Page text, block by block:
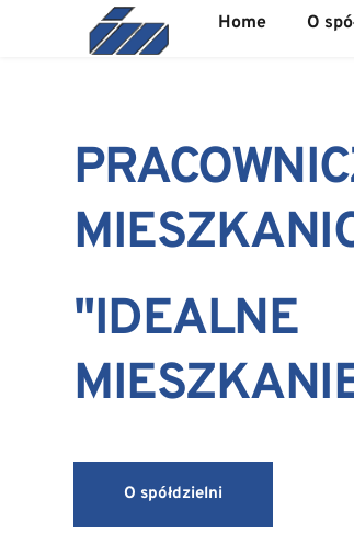
Home O
"IDEALNE
O spółdzielni